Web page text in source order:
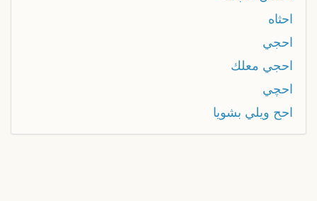
احثاه
احجي
احجي معلك
احچي
احح ويلي بشويا